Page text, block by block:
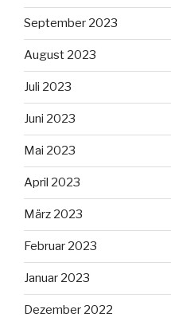
September 2023
August 2023
Juli 2023
Juni 2023
Mai 2023
April 2023
März 2023
Februar 2023
Januar 2023
Dezember 2022